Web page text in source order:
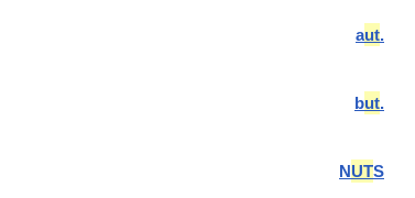
aut.
but.
NUTS